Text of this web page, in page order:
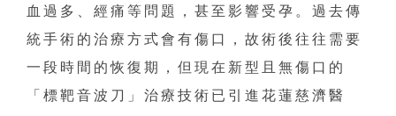
血過多、經痛等問題，甚至影響受孕。過去傳
統手術的治療方式會有傷口，故術後往往需要
一段時間的恢復期，但現在新型且無傷口的
「標靶音波刀」治療技術已引進花蓮慈濟醫